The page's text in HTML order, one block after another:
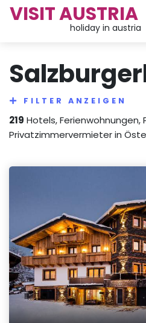
VISIT AUSTRIA
holiday in austria
FILTER ANZEIGEN
219 Hotels, Ferienwohnungen,
Privatzimmervermieter in